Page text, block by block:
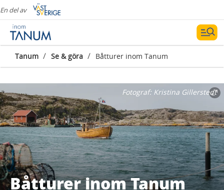
En del av
Tanum / Se & göra / Båtturer inom Tanum
Båtturer inom Tanum
Fotograf: Kristina Gillerstedt